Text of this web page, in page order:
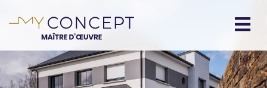
au
principal
principale